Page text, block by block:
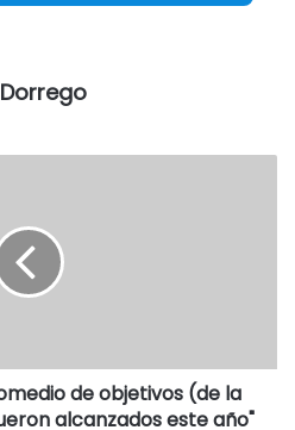
planteles con “Poca”
Joaquín Pucci, Heriberto
de objetivos (de la
alcanzados este año"